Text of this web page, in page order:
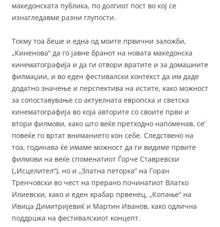
македонската публика, по долгиот пост во кој се
изнагледавме разни глупости.
Токму тоа беше и една од моите првични заложби,
„Киненова“ да го јавне бранот на новата македонска
кинематографија и да ги отвори вратите и за домашните
филмаџии, и во еден фестивалски контекст да им даде
додатно значење и перспектива на истите, како можност
за сопоставување со актуелната европска и светска
кинематографија во која авторите со своите први и
втори филмови, како што веќе претходно напоменав, се’
повеќе го вртат вниманието кон себе. Следствено на
тоа, годинава ќе имаме можност да ги видиме првите
филмови на веќе споменатиот Ѓорче Ставревски
(„Исцелител“), но и „Златна петорка“ на Горан
Тренчовски во чест на прерано починатиот Влатко
Илиевски, како и еден храбар првенец, „Копање“ на
Ивица Димитријевиќ и Мартин Иванов, како одлична
поддршка на фестивалскиот концепт.